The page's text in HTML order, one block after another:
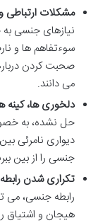
مشکلات ارتباطی
نیازهای جنسی به
سوءتفاهم ها و
صحبت کردن
می دانند.
دلخوری ها،
حل نشده، به
دیواری نامرئی
جنسی را از بین
تکراری شدن
رابطه جنسی، می
هیجان و اشتیاق